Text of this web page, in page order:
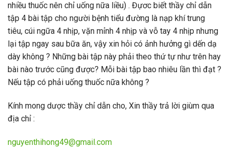
nhiều thuốc nên chỉ uống nữa liều) . Đựơc biết thầy chỉ dẫn
tập 4 bài tập cho người bệnh tiểu đường là nạp khí trung
tiêu, cúi ngữa 4 nhịp, vặn mỉnh 4 nhịp và vỗ tay 4 nhịp nhưng
lại tập ngay sau bữa ăn, vậy xin hỏi có ảnh hưởng gì dến dạ
dày không ? Những bài tập này phải theo thứ tự như trên hay
bài nào trước cũng được? Mỗi bài tập bao nhiêu lần thì đạt ?
Nếu tập có phải uống thuốc nữa không ?
Kính mong dược thầy chỉ dẫn cho, Xin thầy trả lời giùm qua
địa chỉ :
nguyenthihong49@gmail.com